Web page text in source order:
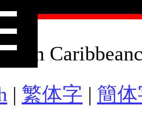
Join
| 繁体字 | 簡